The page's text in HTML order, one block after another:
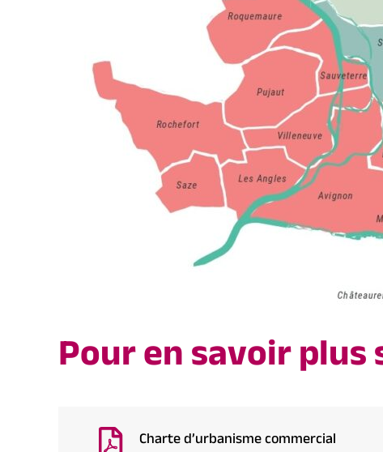
Pour en savoir plus
Charte d’urbanisme commercial